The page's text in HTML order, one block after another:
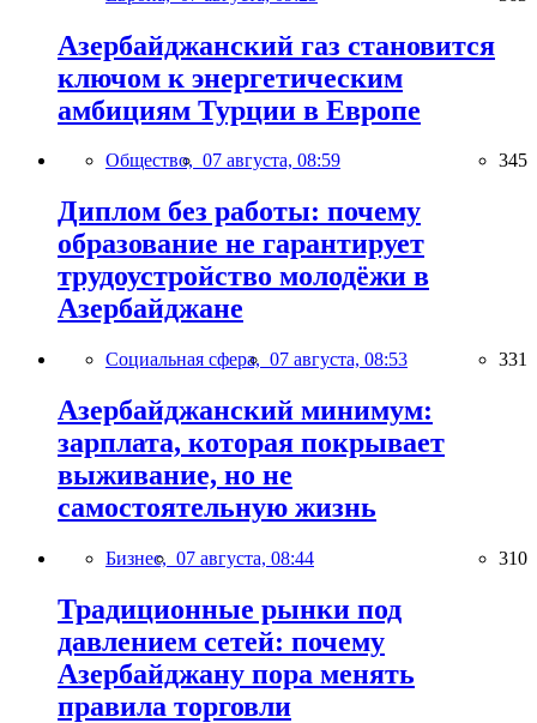
Азербайджанский газ становится
ключом к энергетическим
амбициям Турции в Европе
Общество, 07 августа, 08:59 345
Диплом без работы: почему
образование не гарантирует
трудоустройство молодёжи в
Азербайджане
Социальная сфера, 07 августа, 08:53 331
Азербайджанский минимум:
зарплата, которая покрывает
выживание, но не
самостоятельную жизнь
Бизнес, 07 августа, 08:44 310
Традиционные рынки под
давлением сетей: почему
Азербайджану пора менять
правила торговли